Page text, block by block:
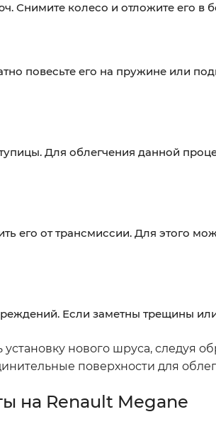
Снимите колесо и отложите его в
повесьте его на пружине или
Для облегчения данной
его от трансмиссии. Для этого
Если заметны трещины
нового шруса, следуя
поверхности для
на Renault Megane